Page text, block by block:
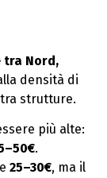
Nord,
densità di
strutture.
più alte:
.
25–30€, ma il